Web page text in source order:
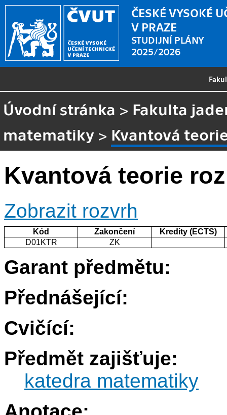
ČESKÉ VYSOKÉ
V PRAZE
STUDIJNÍ PLÁNY
2025/2026
Úvodní stránka > Fakulta
matematiky > Kvantová
Kvantová teorie
Zobrazit rozvrh
Kód Zakončení
Kredity (ECTS)
D01KTR
ZK
Garant předmětu:
Přednášející:
Cvičící:
Předmět zajišťuje:
katedra matematiky